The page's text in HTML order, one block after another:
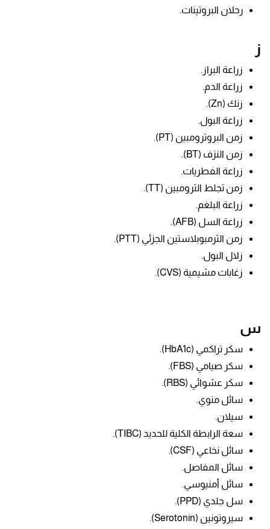
رحلان البروتينات.
ز
زراعة البراز.
زراعة الدم.
زنك (Zn).
زراعة البول.
زمن البروترومبين (PT).
زمن النزف (BT).
زراعة الفطريات.
زمن تجلط الثرومبين (TT).
زراعة البلغم.
زراعة السل (AFB).
زمن الثرمبوبلاستين الجزئي (PTT).
زلال البول.
زغابات مشيمية (CVS).
س
سكر تراكمي (HbA1c).
سكر صيامي (FBS).
سكر عشوائي (RBS).
سائل منوي.
سيلان.
سعة الرابطة الكلية للحديد (TIBC).
سائل نخاعي (CSF).
سائل المفاصل.
سائل أمنيوسي.
سل جلدي (PPD).
سيروتونين (Serotonin).